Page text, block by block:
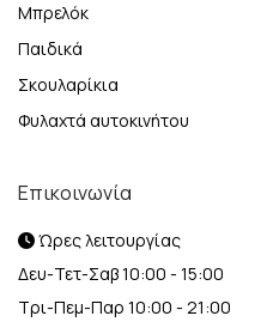
Μπρελόκ
Παιδικά
Σκουλαρίκια
Φυλαχτά αυτοκινήτου
Επικοινωνία
Ώρες λειτουργίας
Δευ-Τετ-Σαβ 10:00 - 15:00
Τρι-Πεμ-Παρ 10:00 - 21:00